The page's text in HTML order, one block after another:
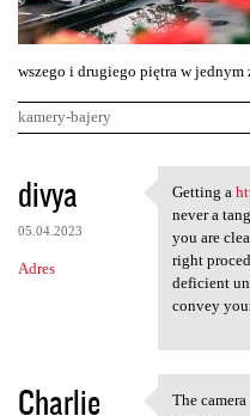
wszego i drugiego piętra w
kamery-bajery
K
o
m
e
a
divya
05.04.2023
Adres
Getting a
Getting a
never a
you are
right
deficient
convey
Charlie
The